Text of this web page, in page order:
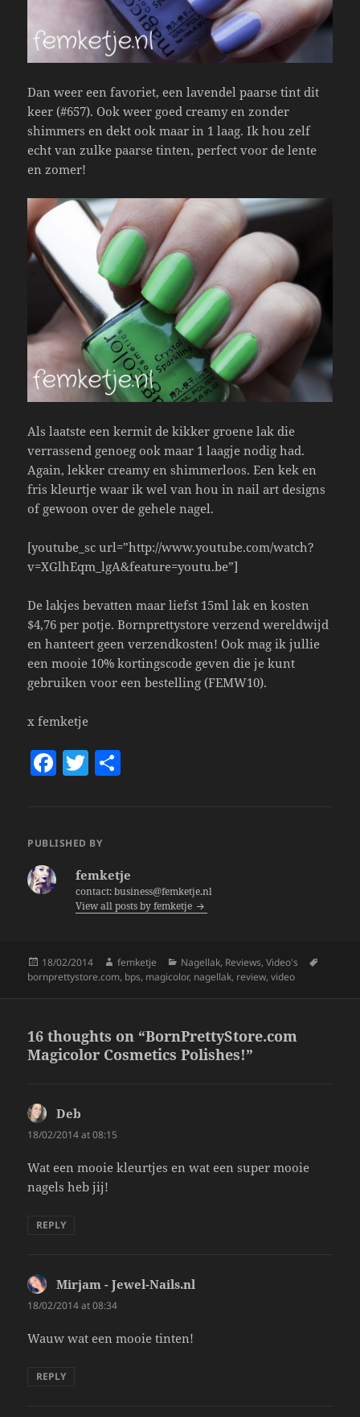
Dan weer een favoriet, een lavendel paarse tint dit
keer (#657). Ook weer goed creamy en zonder
shimmers en dekt ook maar in 1 laag. Ik hou zelf
echt van zulke paarse tinten, perfect voor de lente
en zomer!
Als laatste een kermit de kikker groene lak die
verrassend genoeg ook maar 1 laagje nodig had.
Again, lekker creamy en shimmerloos. Een kek en
fris kleurtje waar ik wel van hou in nail art designs
of gewoon over de gehele nagel.
[youtube_sc url=”http://www.youtube.com/watch?
v=XGlhEqm_lgA&feature=youtu.be”]
De lakjes bevatten maar liefst 15ml lak en kosten
$4,76 per potje. Bornprettystore verzend wereldwijd
en hanteert geen verzendkosten! Ook mag ik jullie
een mooie 10% kortingscode geven die je kunt
gebruiken voor een bestelling (FEMW10).
x femketje
F
e
T
er
PUBLISHED BY
femketje
contact: business@femketje.nl
View all posts by femketje
Posted
on
18/02/2014 Author
femketje Categories
Nagellak, Reviews,Video's
bornprettystore.com, bps, magicolor, nagellak, review,video
16 thoughts on “BornPrettyStore.com
Magicolor Cosmetics Polishes!”
Deb
18/02/2014 at 08:15
Wat een mooie kleurtjes en wat een super mooie
nagels heb jij!
REPLY
Mirjam - Jewel-Nails.nl
18/02/2014 at 08:34
Wauw wat een mooie tinten!
REPLY